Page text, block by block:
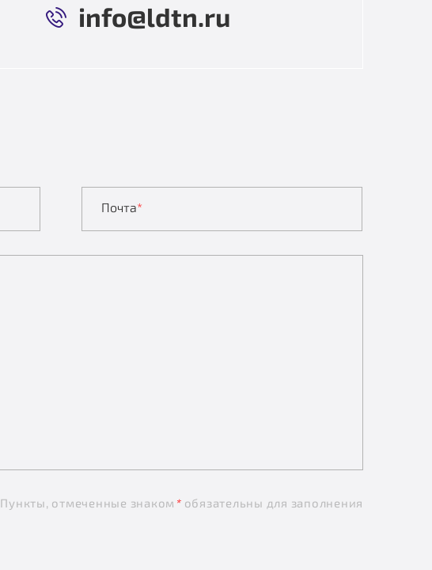
info@ldtn.ru
Почта*
Пункты, отмеченные знаком *обязательны для заполнения